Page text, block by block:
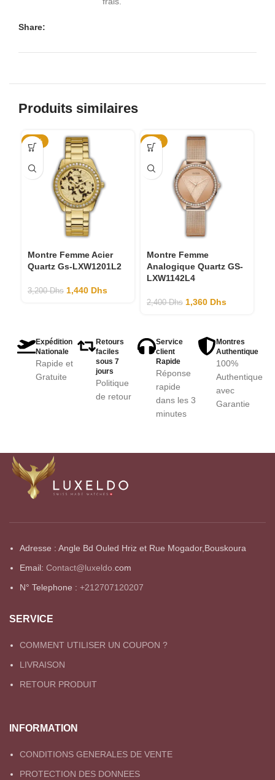
Share:
Produits similaires
-55%
Montre Femme Acier
Quartz Gs-LXW1201L2
3,200Dhs 1,440 Dhs
-43%
Montre Femme
Analogique Quartz GS-
LXW1142L4
2,400Dhs 1,360 Dhs
Expédition
Nationale
Rapide et
Gratuite
Retours
faciles
sous 7
jours
Politique
de retour
Service
client
Rapide
Réponse
rapide
dans les 3
minutes
Montres
Authentique
100%
Authentique
avec
Garantie
Adresse : Angle Bd Ouled Hriz et Rue Mogador,Bouskoura
Email: Contact@luxeldo. com
N° Telephone : +212707120207
SERVICE
COMMENT UTILISER UN COUPON ?
LIVRAISON
RETOUR PRODUIT
INFORMATION
CONDITIONS GENERALES DE VENTE
PROTECTION DES DONNEES